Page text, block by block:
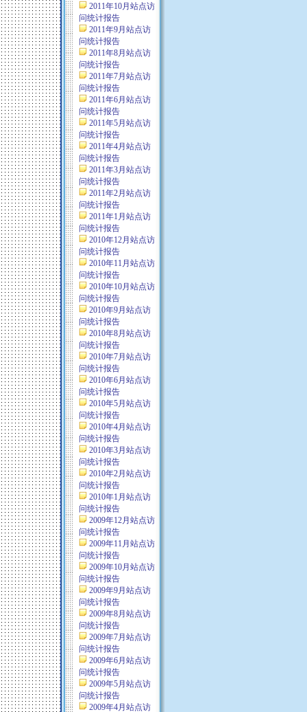
2011年10月站点访
问统计报告
2011年9月站点访
问统计报告
2011年8月站点访
问统计报告
2011年7月站点访
问统计报告
2011年6月站点访
问统计报告
2011年5月站点访
问统计报告
2011年4月站点访
问统计报告
2011年3月站点访
问统计报告
2011年2月站点访
问统计报告
2011年1月站点访
问统计报告
2010年12月站点访
问统计报告
2010年11月站点访
问统计报告
2010年10月站点访
问统计报告
2010年9月站点访
问统计报告
2010年8月站点访
问统计报告
2010年7月站点访
问统计报告
2010年6月站点访
问统计报告
2010年5月站点访
问统计报告
2010年4月站点访
问统计报告
2010年3月站点访
问统计报告
2010年2月站点访
问统计报告
2010年1月站点访
问统计报告
2009年12月站点访
问统计报告
2009年11月站点访
问统计报告
2009年10月站点访
问统计报告
2009年9月站点访
问统计报告
2009年8月站点访
问统计报告
2009年7月站点访
问统计报告
2009年6月站点访
问统计报告
2009年5月站点访
问统计报告
2009年4月站点访